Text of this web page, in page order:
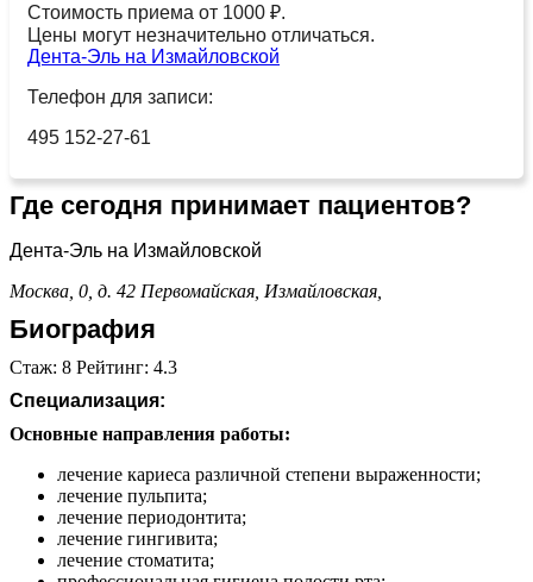
Стоимость приема от 1000 ₽.
Цены могут незначительно отличаться.
Дента-Эль на Измайловской
Телефон для записи:
495 152-27-61
Где сегодня принимает пациентов?
Дента-Эль на Измайловской
Москва, 0, д. 42 Первомайская, Измайловская,
Биография
Стаж: 8 Рейтинг: 4.3
Специализация:
Основные направления работы:
лечение кариеса различной степени выраженности;
лечение пульпита;
лечение периодонтита;
лечение гингивита;
лечение стоматита;